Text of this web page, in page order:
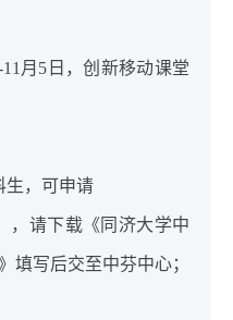
11月5日，创新移动课堂
生，可申请
，请下载《同济大学中
填写后交至中芬中心；